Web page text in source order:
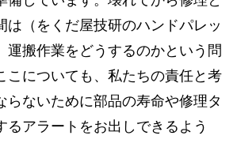
は（をくだ屋技研のハンドパレッ
運搬作業をどうするのかという問
こについても、私たちの責任と考
らないために部品の寿命や修理タ
るアラートをお出しできるよう